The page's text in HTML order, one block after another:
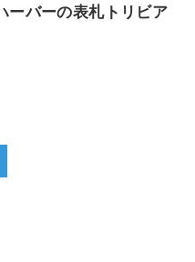
ーバーの表札トリビア